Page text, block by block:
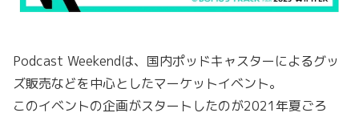
Podcast Weekendは、国内ポッドキャスターによるグッ
ズ販売などを中心としたマーケットイベント。
このイベントの企画がスタートしたのが2021年夏ごろ